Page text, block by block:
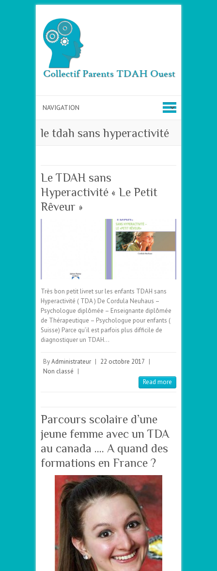
le tdah sans hyperactivité
Le TDAH sans
Hyperactivité « Le Petit
Rêveur »
Très bon petit livret sur les enfants TDAH sans
Hyperactivité ( TDA ) De Cordula Neuhaus –
Psychologue diplômée – Enseignante diplômée
de Thérapeutique – Psychologue pour enfants (
Suisse) Parce qu’il est parfois plus difficile de
diagnostiquer un TDAH…
ByAdministrateur 22 octobre 2017
Non classé
Read more
Parcours scolaire d’une
jeune femme avec un TDA
au canada …. A quand des
formations en France ?